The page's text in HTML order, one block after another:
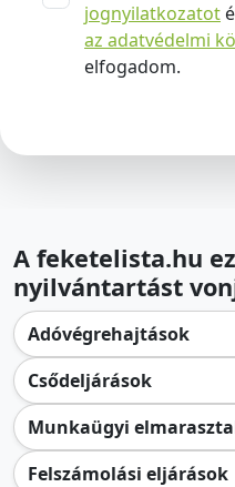
jognyilatkozatot
az adatvédelmi
elfogadom.
A feketelista.hu
nyilvántartást
Adóvégrehajtások
Csődeljárások
Munkaügyi
Felszámolási eljárások